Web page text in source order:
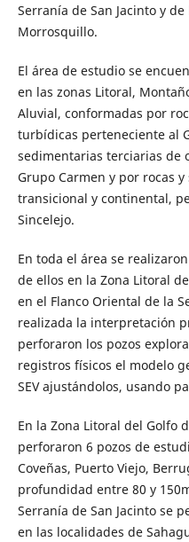
Serranía de San Jacinto y
Morrosquillo.
El área de estudio se
en las zonas Litoral,
Aluvial, conformadas por
turbídicas perteneciente al
sedimentarias terciarias de
Grupo Carmen y por rocas
transicional y continental,
Sincelejo.
En toda el área se
de ellos en la Zona Litoral
en el Flanco Oriental de la
realizada la interpretación
perforaron los pozos
registros físicos el modelo
SEV ajustándolos, usando
En la Zona Litoral del Golfo
perforaron 6 pozos de
Coveñas, Puerto Viejo,
profundidad entre 80 y
Serranía de San Jacinto se
en las localidades de